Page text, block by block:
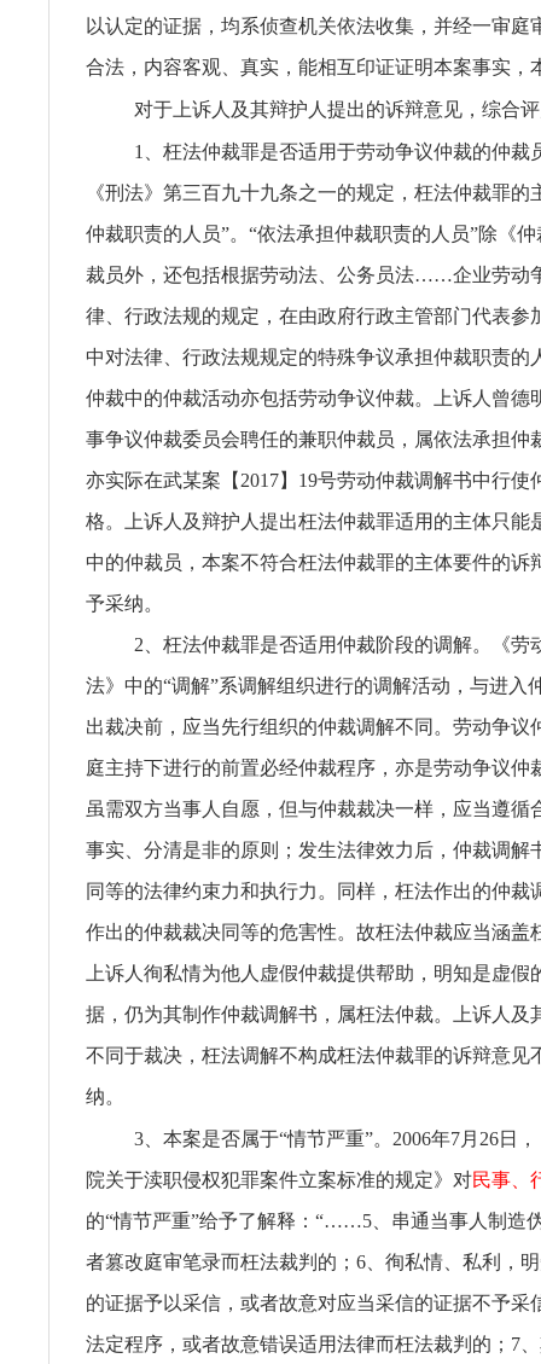
以认定的证据，均系侦查机关依法收集，并经一审庭
合法，内容客观、真实，能相互印证证明本案事实，
对于上诉人及其辩护人提出的诉辩意见，综合
1、枉法仲裁罪是否适用于劳动争议仲裁的仲裁
《刑法》第三百九十九条之一的规定，枉法仲裁罪的
仲裁职责的人员”。“依法承担仲裁职责的人员”除《
裁员外，还包括根据劳动法、公务员法……企业劳动
律、行政法规的规定，在由政府行政主管部门代表参
中对法律、行政法规规定的特殊争议承担仲裁职责的
仲裁中的仲裁活动亦包括劳动争议仲裁。上诉人曾德
事争议仲裁委员会聘任的兼职仲裁员，属依法承担仲
亦实际在武某案【2017】19号劳动仲裁调解书中行使
格。上诉人及辩护人提出枉法仲裁罪适用的主体只能
中的仲裁员，本案不符合枉法仲裁罪的主体要件的诉
予采纳。
2、枉法仲裁罪是否适用仲裁阶段的调解。《劳
法》中的“调解”系调解组织进行的调解活动，与进入
出裁决前，应当先行组织的仲裁调解不同。劳动争议
庭主持下进行的前置必经仲裁程序，亦是劳动争议仲
虽需双方当事人自愿，但与仲裁裁决一样，应当遵循
事实、分清是非的原则；发生法律效力后，仲裁调解
同等的法律约束力和执行力。同样，枉法作出的仲裁
作出的仲裁裁决同等的危害性。故枉法仲裁应当涵盖
上诉人徇私情为他人虚假仲裁提供帮助，明知是虚假
据，仍为其制作仲裁调解书，属枉法仲裁。上诉人及
不同于裁决，枉法调解不构成枉法仲裁罪的诉辩意见
纳。
3、本案是否属于“情节严重”。2006年7月26日
院关于渎职侵权犯罪案件立案标准的规定》对民事、
的“情节严重”给予了解释：“……5、串通当事人制造
者篡改庭审笔录而枉法裁判的；6、徇私情、私利，
的证据予以采信，或者故意对应当采信的证据不予采
法定程序，或者故意错误适用法律而枉法裁判的；7